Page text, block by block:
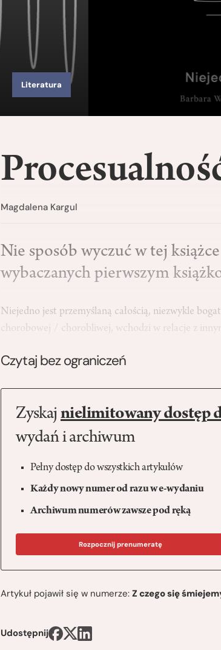
Literatura
Magdalena Kargul
Nie sposób wyczuć w tej
wybaczanych pierwszym
Niejedno jest przemyślaną całością, niezwykle
chorobowej / chorobliwej, wchodzi w relacje z
Czytaj bez ograniczeń
Zyskaj nielimitowany dostęp
wydań i archiwum
Pełny dostęp do wszystkich artykułów
Każdy nowy numer od razu w e-wydaniu
Archiwum numerów zawsze pod ręką
Rozpocznij prenumeratę
Artykuł pojawił się w numerze:Z czego się
Udostępnij